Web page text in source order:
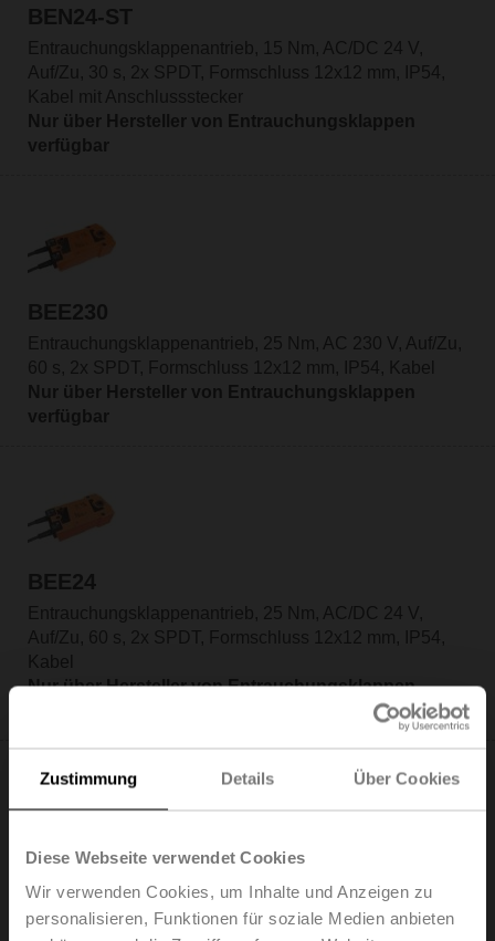
Zustimmung Details Über Cookies
Diese Webseite verwendet Cookies
Wir verwenden Cookies, um Inhalte und Anzeigen zu
personalisieren, Funktionen für soziale Medien anbieten
BEN24-ST
Entrauchungsklappenantrieb, 15 Nm, AC/DC 24 V,
Auf/Zu, 30 s, 2x SPDT, Formschluss 12x12 mm, IP54,
Kabel mit Anschlussstecker
Nur über Hersteller von Entrauchungsklappen
verfügbar
BEE230
Entrauchungsklappenantrieb, 25 Nm, AC 230 V, Auf/Zu,
60 s, 2x SPDT, Formschluss 12x12 mm, IP54, Kabel
Nur über Hersteller von Entrauchungsklappen
verfügbar
BEE24
Entrauchungsklappenantrieb, 25 Nm, AC/DC 24 V,
Auf/Zu, 60 s, 2x SPDT, Formschluss 12x12 mm, IP54,
Kabel
Nur über Hersteller von Entrauchungsklappen
Entrauchungsklappenantrieb, 25 Nm, AC/DC 24 V,
2...10 V, 60 s, 2x SPDT, Formschluss 12x12 mm, IP54,